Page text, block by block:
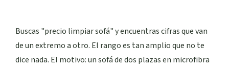
Buscas "precio limpiar sofá" y encuentras cifras que van
de un extremo a otro. El rango es tan amplio que no te
dice nada. El motivo: un sofá de dos plazas en microfibra